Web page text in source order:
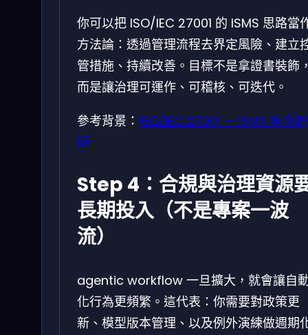
你可以把 ISO/IEC 27001 的 ISMS 思路當
方法論：透過管理流程去界定風險、建立
管措施、持續改善。目標不是拿證書裝飾
而是讓治理可運作、可稽核、可迭代。
參考背景： ISO/IEC 27001 — ISMS 概念說
明
Step 4：合規與治理資源
長期投入（不是專案一波
流）
agentic workflow 一旦擴大，就會讓自
化行為更頻繁。這代表：你需要對政策更
新、模型版本管理、以及例外演練做週期